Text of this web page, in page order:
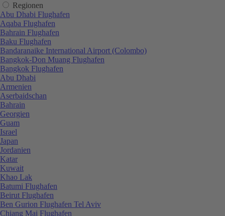
Regionen
Abu Dhabi Flughafen
Aqaba Flughafen
Bahrain Flughafen
Baku Flughafen
Bandaranaike International Airport (Colombo)
Bangkok-Don Muang Flughafen
Bangkok Flughafen
Abu Dhabi
Armenien
Aserbaidschan
Bahrain
Georgien
Guam
Israel
Japan
Jordanien
Katar
Kuwait
Khao Lak
Batumi Flughafen
Beirut Flughafen
Ben Gurion Flughafen Tel Aviv
Chiang Mai Flughafen